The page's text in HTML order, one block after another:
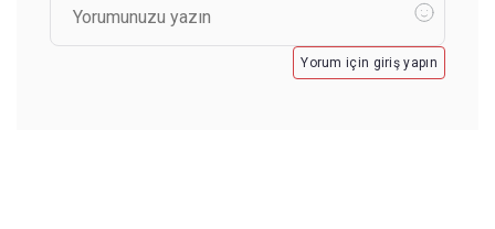
Yorum için giriş yapın